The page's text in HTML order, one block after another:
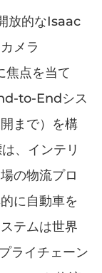
放的なIsaac
メラ
焦点を当て
to-Endシス
まで）を構
、インテリ
の物流プロ
に自動車を
テムは世界
ライチェーン